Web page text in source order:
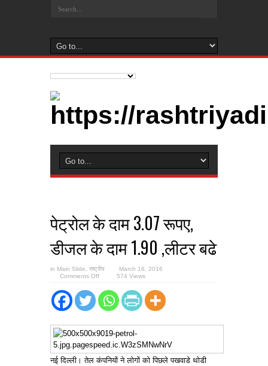
पेट्रोल के दाम 3.07 रूपए,
डीजल के दाम 1.90 ,लीटर बढे
in Main Slide राष्ट्रीय
March 16, 2016
Comments Offon
दाम
3.07
रूपए,
के
दाम
,लीटर
बढे
574 Views
नई दिल्ली। तेल कंपनियों ने लोगों को पिछले पखवाडे थोडी